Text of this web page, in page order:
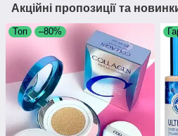
Акційні пропозиції та
Топ –80%